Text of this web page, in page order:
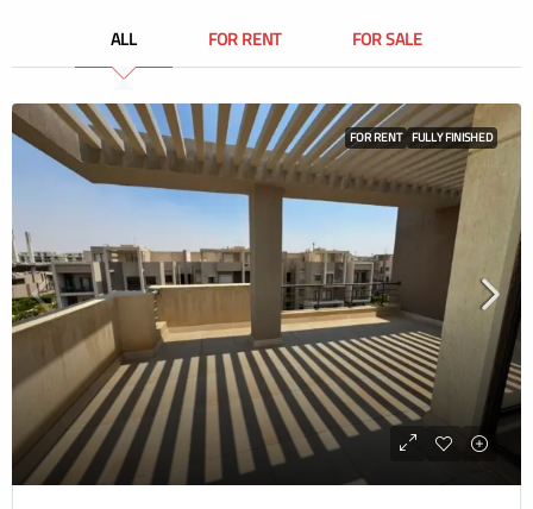
ALL FOR RENT FOR SALE
FOR RENT FULLY FINISHED